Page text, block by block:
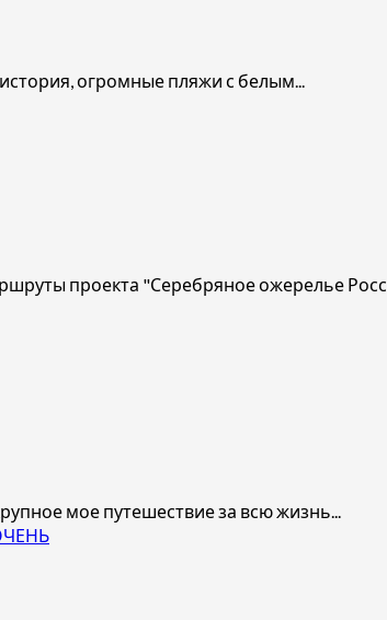
огромные пляжи с белым...
проекта "Серебряное ожерелье
мое путешествие за всю жизнь...